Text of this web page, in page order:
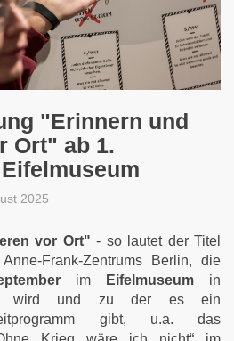
"Erinnern und
Ort" ab 1.
2025
vor Ort" - so lautet der Titel
Frank-Zentrums Berlin, die
im Eifelmuseum in
wird und zu der es ein
gibt, u.a. das